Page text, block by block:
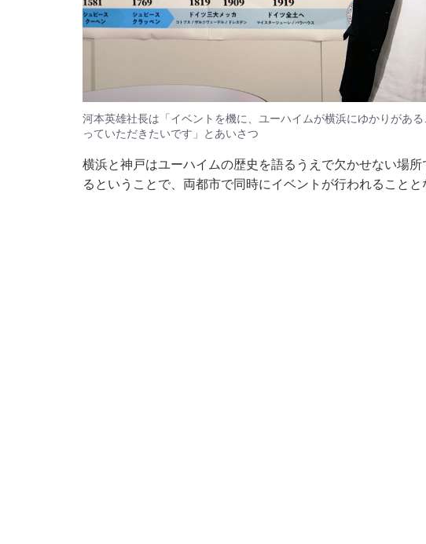
河本英雄社長は「イベントを機に、ユーハイムが横浜にゆかりがあ
っていただきたいです」とあいさつ
横浜と神戸はユーハイムの歴史を語るうえで欠かせない場
るということで、両都市で同時にイベントが行われることと